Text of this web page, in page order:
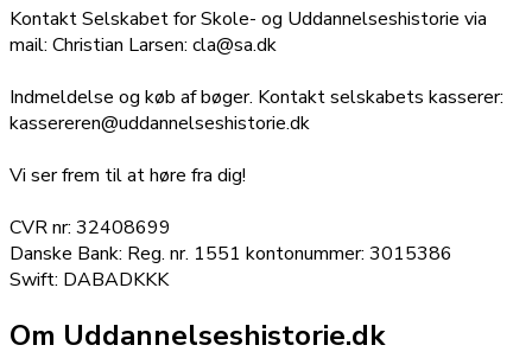
Kontakt Selskabet for Skole- og Uddannelseshistorie via
mail: Christian Larsen: cla@sa.dk
Indmeldelse og køb af bøger. Kontakt selskabets kasserer:
kassereren@uddannelseshistorie.dk
Vi ser frem til at høre fra dig!
CVR nr: 32408699
Danske Bank: Reg. nr. 1551 kontonummer: 3015386
Swift: DABADKKK
Om Uddannelseshistorie.dk